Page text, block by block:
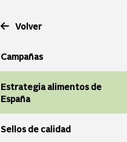
Volver
Campañas
Estrategia alimentos de
España
Sellos de calidad